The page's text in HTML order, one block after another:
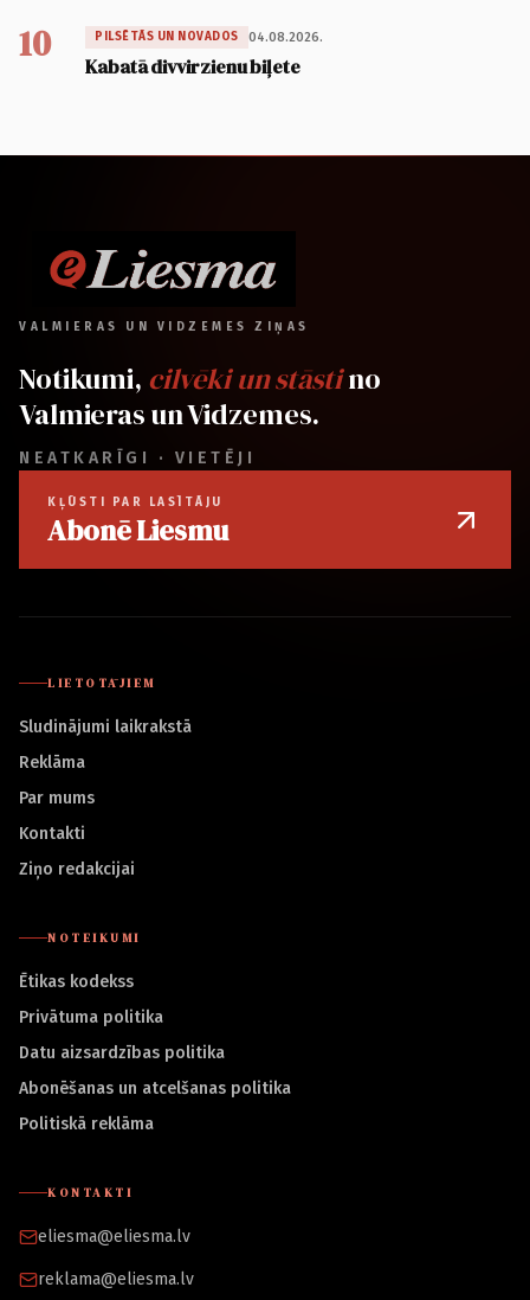
10 PILSĒTĀS UN NOVADOS 04.08.2026.
Kabatā divvirzienu biļete
VALMIERAS UN VIDZEMES ZIŅAS
Notikumi, cilvēki un stāstino
Valmieras un Vidzemes.
NEATKARĪGI · VIETĒJI
KĻŪSTI PAR LASĪTĀJU
Abonē Liesmu
LIETOTĀJIEM
Sludinājumi laikrakstā
Reklāma
Par mums
Kontakti
Ziņo redakcijai
NOTEIKUMI
Ētikas kodekss
Privātuma politika
Datu aizsardzības politika
Abonēšanas un atcelšanas politika
Politiskā reklāma
KONTAKTI
eliesma@eliesma.lv
reklama@eliesma.lv